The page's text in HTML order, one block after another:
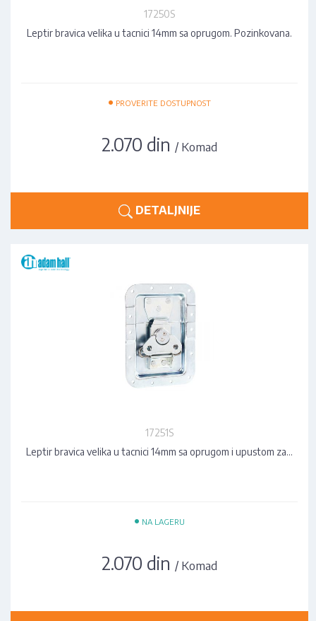
17250S
Leptir bravica velika u tacnici 14mm sa oprugom. Pozinkovana.
• PROVERITE DOSTUPNOST
2.070 din / Komad
DETALJNIJE
17251S
Leptir bravica velika u tacnici 14mm sa oprugom i upustom za…
• NA LAGERU
2.070 din / Komad